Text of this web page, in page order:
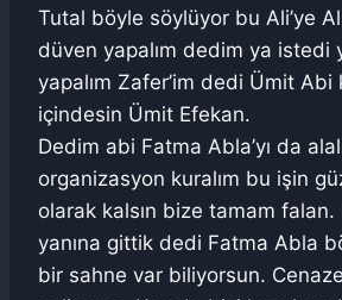
Tutal böyle söylüyor bu Ali’ye
düven yapalım dedim ya istedi
yapalım Zafer’im dedi Ümit Abi
içindesin Ümit Efekan.
Dedim abi Fatma Abla’yı da
organizasyon kuralım bu işin
olarak kalsın bize tamam falan.
yanına gittik dedi Fatma Abla
bir sahne var biliyorsun.